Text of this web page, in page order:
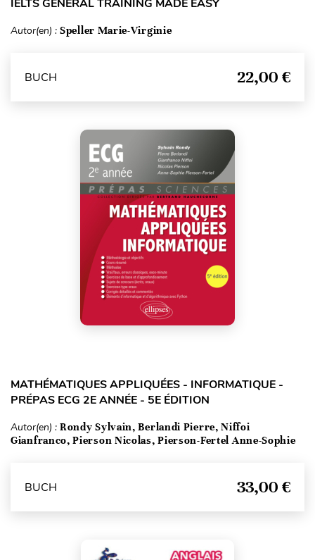
IELTS GENERAL TRAINING MADE EASY
Autor(en) : Speller Marie-Virginie
BUCH 22,00 €
MATHÉMATIQUES APPLIQUÉES - INFORMATIQUE -
PRÉPAS ECG 2E ANNÉE - 5E ÉDITION
Autor(en) : Rondy Sylvain, Berlandi Pierre, Niffoi
Gianfranco, Pierson Nicolas, Pierson-Fertel Anne-Sophie
BUCH 33,00 €